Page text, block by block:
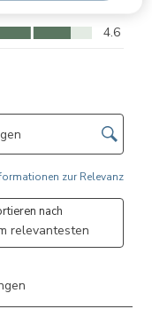
4.6
Suche nach Region
zur Relevanz
nach
relevantesten